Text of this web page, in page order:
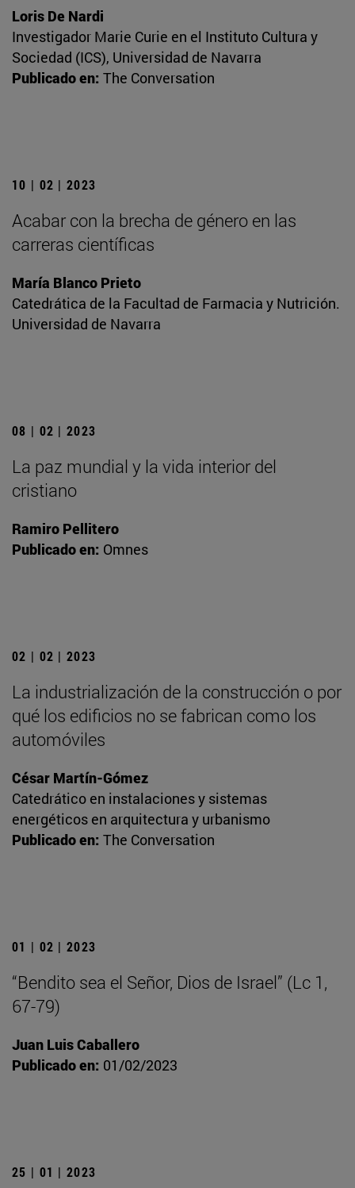
Loris De Nardi
Investigador Marie Curie en el Instituto Cultura y
Sociedad (ICS), Universidad de Navarra
Publicado en: The Conversation
10 | 02 | 2023
Acabar con la brecha de género en las
carreras científicas
María Blanco Prieto
Catedrática de la Facultad de Farmacia y Nutrición.
Universidad de Navarra
08 | 02 | 2023
La paz mundial y la vida interior del
cristiano
Ramiro Pellitero
Publicado en: Omnes
02 | 02 | 2023
La industrialización de la construcción o por
qué los edificios no se fabrican como los
automóviles
César Martín-Gómez
Catedrático en instalaciones y sistemas
energéticos en arquitectura y urbanismo
Publicado en: The Conversation
01 | 02 | 2023
“Bendito sea el Señor, Dios de Israel” (Lc 1,
67-79)
Juan Luis Caballero
Publicado en: 01/02/2023
25 | 01 | 2023